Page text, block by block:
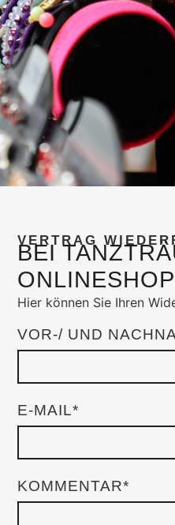
VERTRAG
BEI
ONLINESHOP
Hier können Sie Ihren
VOR-/ UND
E-MAIL*
KOMMENTAR*